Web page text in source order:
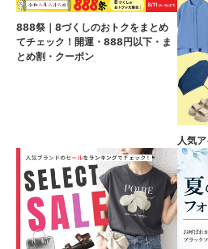
888祭｜8づくしのおトクをまとめ
てチェック！開運・888円以下・ま
とめ割・クーポン
人気